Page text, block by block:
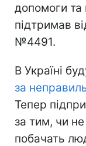
допомоги та
підтримав
№4491.
В Україні
за
Тепер
за тим, чи
побачать